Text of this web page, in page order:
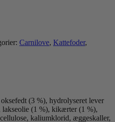
Carnilove, Kattefoder,
(3 %), hydrolyseret lever
(1 %), kikærter (1 %),
kaliumklorid, æggeskaller,